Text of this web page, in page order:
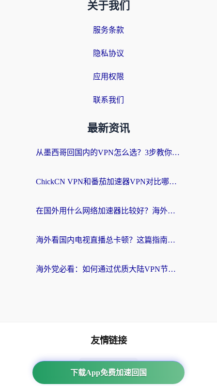
关于我们
服务条款
隐私协议
应用权限
联系我们
最新资讯
从墨西哥回国内的VPN怎么选？3步教你无缝刷剧、玩国服游戏
ChickCN VPN和番茄加速器VPN对比哪个回国效果更好？海外党亲测后的真实答案
在国外用什么网络加速器比较好？海外党亲测：从痛点到解决方案的全攻略
海外看国内电视直播总卡顿？这篇指南教你选对回国加速器，无缝追剧不发愁
海外党必看：如何通过优质大陆VPN节点无缝访问国内资源？
下载App免费加速回国
友情链接
海外回国加速器